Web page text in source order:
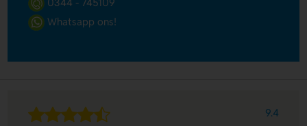
Whatsapp ons!
9.4